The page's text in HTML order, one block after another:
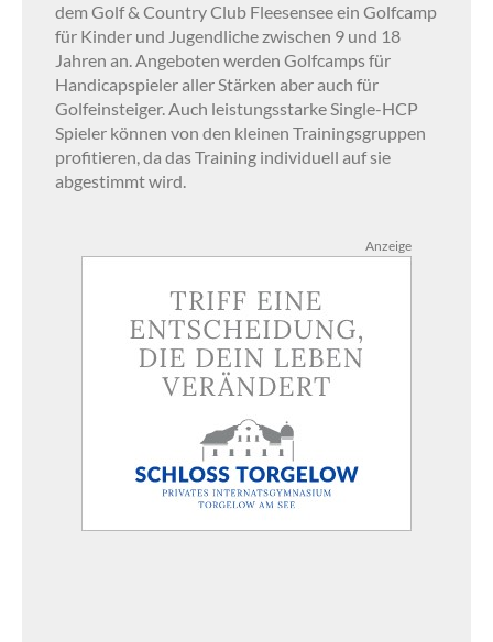
dem Golf & Country Club Fleesensee ein Golfcamp
für Kinder und Jugendliche zwischen 9 und 18
Jahren an. Angeboten werden Golfcamps für
Handicapspieler aller Stärken aber auch für
Golfeinsteiger. Auch leistungsstarke Single-HCP
Spieler können von den kleinen Trainingsgruppen
profitieren, da das Training individuell auf sie
abgestimmt wird.
Anzeige